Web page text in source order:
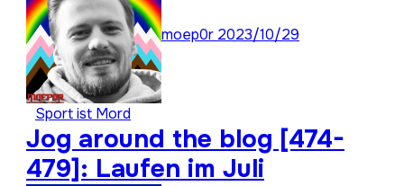
moep0r 2023/10/29
Sport ist Mord
Jog around the blog [474-
479]: Laufen im Juli